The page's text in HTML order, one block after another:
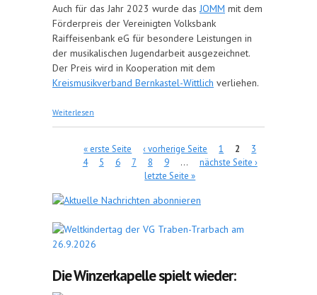
Auch für das Jahr 2023 wurde das JOMM mit dem
Förderpreis der Vereinigten Volksbank
Raiffeisenbank eG für besondere Leistungen in
der musikalischen Jugendarbeit ausgezeichnet.
Der Preis wird in Kooperation mit dem
Kreismusikverband Bernkastel-Wittlich verliehen.
Weiterlesen
Seiten« erste Seite ‹ vorherige Seite 1 2
3
4
5 6 7 8 9 …
nächste Seite ›
letzte Seite »
Die Winzerkapelle spielt wieder: